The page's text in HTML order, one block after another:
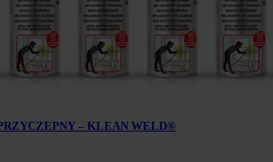
– KLEAN WELD®